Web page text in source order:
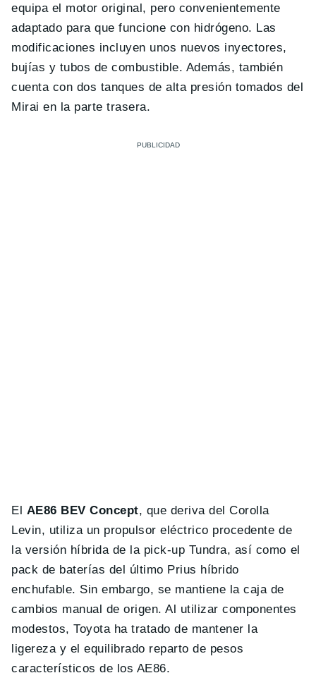
equipa el motor original, pero convenientemente
adaptado para que funcione con hidrógeno. Las
modificaciones incluyen unos nuevos inyectores,
bujías y tubos de combustible. Además, también
cuenta con dos tanques de alta presión tomados del
Mirai en la parte trasera.
El AE86 BEV Concept, que deriva del Corolla
Levin, utiliza un propulsor eléctrico procedente de
la versión híbrida de la pick-up Tundra, así como el
pack de baterías del último Prius híbrido
enchufable. Sin embargo, se mantiene la caja de
cambios manual de origen. Al utilizar componentes
modestos, Toyota ha tratado de mantener la
ligereza y el equilibrado reparto de pesos
característicos de los AE86.